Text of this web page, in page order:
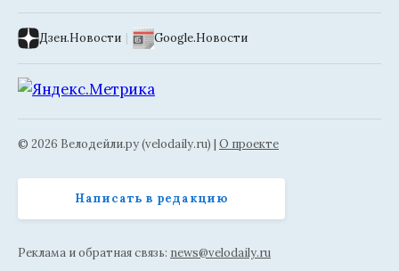
Дзен.Новости | Google.Новости
© 2026 Велодейли.ру (velodaily.ru) | О проекте
Написать в редакцию
Реклама и обратная связь: news@velodaily.ru